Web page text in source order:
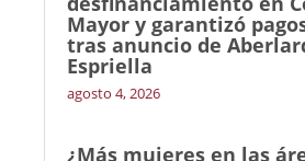
Mayor y garantizó
tras anuncio de
Espriella
agosto 4, 2026
¿Más mujeres en las